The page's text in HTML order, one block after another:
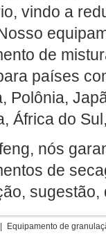
vindo a
de
países
Polônia,
África do
nós
de
Equipamento de